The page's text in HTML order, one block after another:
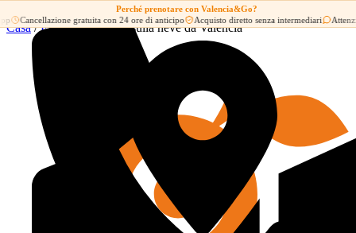
Vai al contenuto
Perché prenotare con Valencia&Go?
Cancellazione gratuita con 24 ore di anticipo
Acquisto diretto senza intermediari Attenzione
Tour a Valencia
Escursioni
Esperienze su misura
Speciale crociera
Casa/Escursioni/ Fuga sulla neve da Valencia